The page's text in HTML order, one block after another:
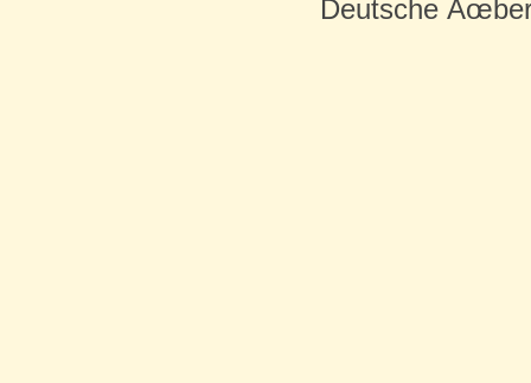
Deutsche